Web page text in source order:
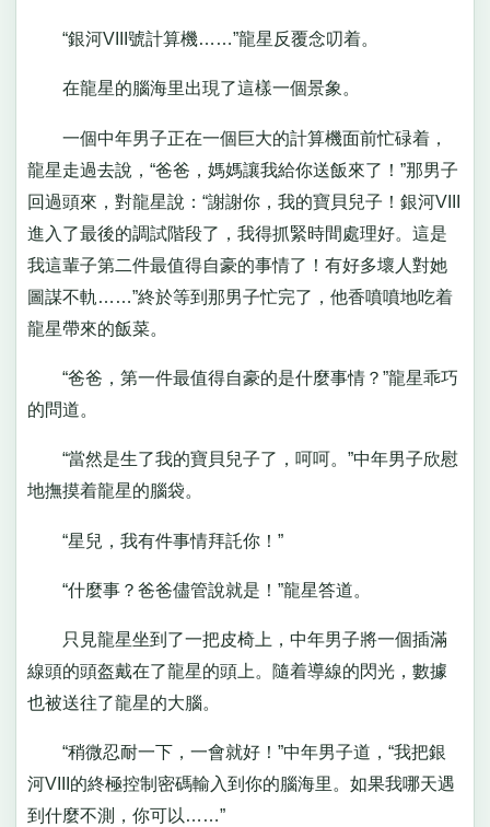
“銀河VIII號計算機……”龍星反覆念叨着。
在龍星的腦海里出現了這樣一個景象。
一個中年男子正在一個巨大的計算機面前忙碌着，
龍星走過去說，“爸爸，媽媽讓我給你送飯來了！”那男子
回過頭來，對龍星說：“謝謝你，我的寶貝兒子！銀河VIII
進入了最後的調試階段了，我得抓緊時間處理好。這是
我這輩子第二件最值得自豪的事情了！有好多壞人對她
圖謀不軌……”終於等到那男子忙完了，他香噴噴地吃着
龍星帶來的飯菜。
“爸爸，第一件最值得自豪的是什麼事情？”龍星乖巧
的問道。
“當然是生了我的寶貝兒子了，呵呵。”中年男子欣慰
地撫摸着龍星的腦袋。
“星兒，我有件事情拜託你！”
“什麼事？爸爸儘管說就是！”龍星答道。
只見龍星坐到了一把皮椅上，中年男子將一個插滿
線頭的頭盔戴在了龍星的頭上。隨着導線的閃光，數據
也被送往了龍星的大腦。
“稍微忍耐一下，一會就好！”中年男子道，“我把銀
河VIII的終極控制密碼輸入到你的腦海里。如果我哪天遇
到什麼不測，你可以……”